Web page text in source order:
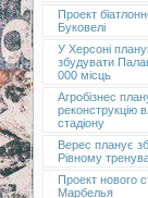
Проект
Буковелі
У Херсоні
збудувати
000 місць
Агробізнес
реконструкцію
стадіону
Верес планує
Рівному
Проект нового
Марбелья